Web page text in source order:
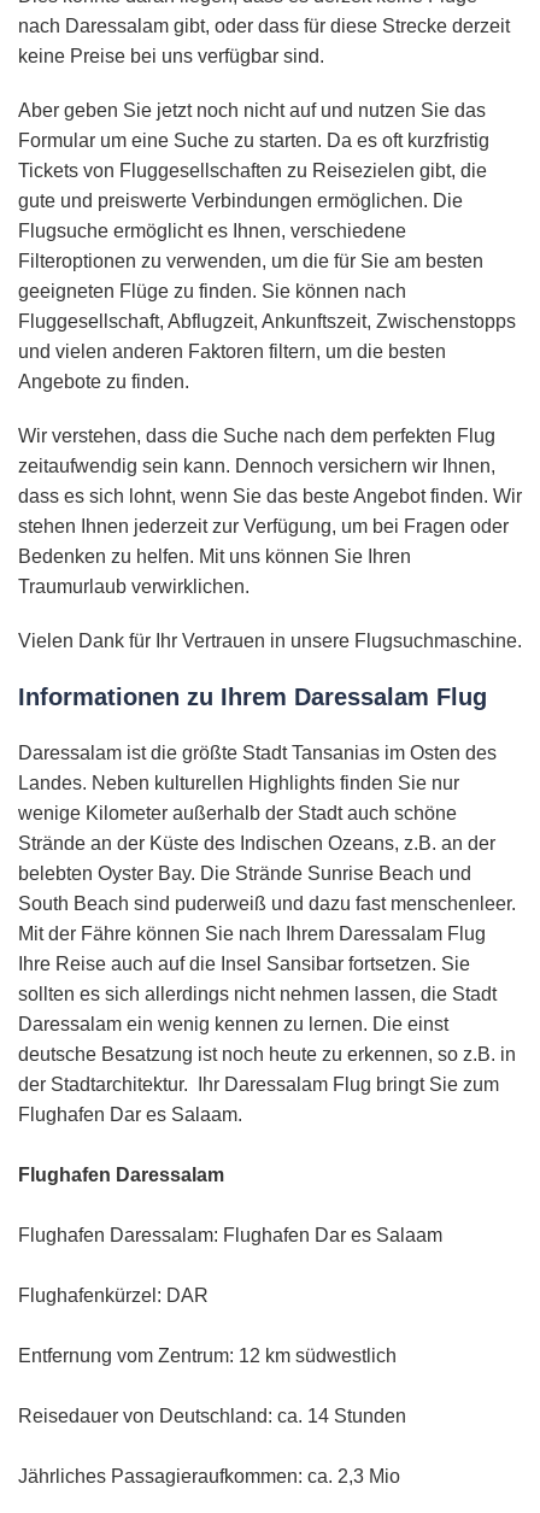
nach Daressalam gibt, oder dass für diese Strecke derzeit
keine Preise bei uns verfügbar sind.
Aber geben Sie jetzt noch nicht auf und nutzen Sie das
Formular um eine Suche zu starten. Da es oft kurzfristig
Tickets von Fluggesellschaften zu Reisezielen gibt, die
gute und preiswerte Verbindungen ermöglichen. Die
Flugsuche ermöglicht es Ihnen, verschiedene
Filteroptionen zu verwenden, um die für Sie am besten
geeigneten Flüge zu finden. Sie können nach
Fluggesellschaft, Abflugzeit, Ankunftszeit, Zwischenstopps
und vielen anderen Faktoren filtern, um die besten
Angebote zu finden.
Wir verstehen, dass die Suche nach dem perfekten Flug
zeitaufwendig sein kann. Dennoch versichern wir Ihnen,
dass es sich lohnt, wenn Sie das beste Angebot finden. Wir
stehen Ihnen jederzeit zur Verfügung, um bei Fragen oder
Bedenken zu helfen. Mit uns können Sie Ihren
Traumurlaub verwirklichen.
Vielen Dank für Ihr Vertrauen in unsere Flugsuchmaschine.
Informationen zu Ihrem Daressalam Flug
Daressalam ist die größte Stadt Tansanias im Osten des
Landes. Neben kulturellen Highlights finden Sie nur
wenige Kilometer außerhalb der Stadt auch schöne
Strände an der Küste des Indischen Ozeans, z.B. an der
belebten Oyster Bay. Die Strände Sunrise Beach und
South Beach sind puderweiß und dazu fast menschenleer.
Mit der Fähre können Sie nach Ihrem Daressalam Flug
Ihre Reise auch auf die Insel Sansibar fortsetzen. Sie
sollten es sich allerdings nicht nehmen lassen, die Stadt
Daressalam ein wenig kennen zu lernen. Die einst
deutsche Besatzung ist noch heute zu erkennen, so z.B. in
der Stadtarchitektur. Ihr Daressalam Flug bringt Sie zum
Flughafen Dar es Salaam.
Flughafen Daressalam
Flughafen Daressalam: Flughafen Dar es Salaam
Flughafenkürzel: DAR
Entfernung vom Zentrum: 12 km südwestlich
Reisedauer von Deutschland: ca. 14 Stunden
Jährliches Passagieraufkommen: ca. 2,3 Mio